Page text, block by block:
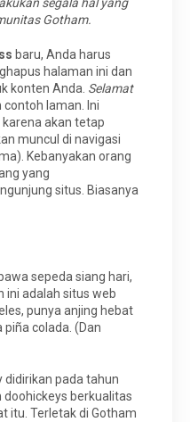
Gotham.
baru, Anda harus
halaman ini dan
konten Anda. Selamat
contoh laman. Ini
akan tetap
muncul di navigasi
Kebanyakan orang
yang
situs. Biasanya
sepeda siang hari,
ini adalah situs web
punya anjing hebat
piña colada. (Dan
didirikan pada tahun
berkualitas
itu. Terletak di Gotham